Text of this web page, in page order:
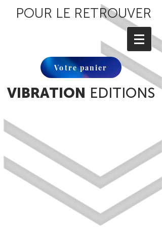
POUR LE RETROUVER
Votre panier
VIBRATION EDITIONS